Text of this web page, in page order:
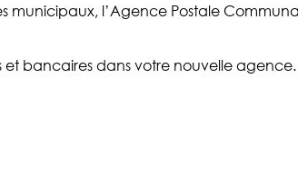
municipaux, l’Agence Postale
bancaires dans votre nouvelle